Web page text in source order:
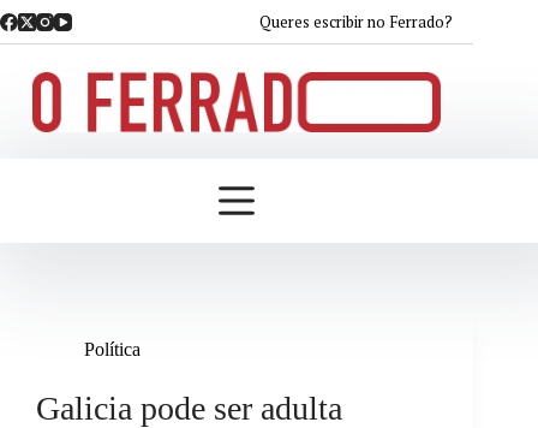
Saltar
ao
Queres escribir no Ferrado?
Política
Galicia pode ser adulta